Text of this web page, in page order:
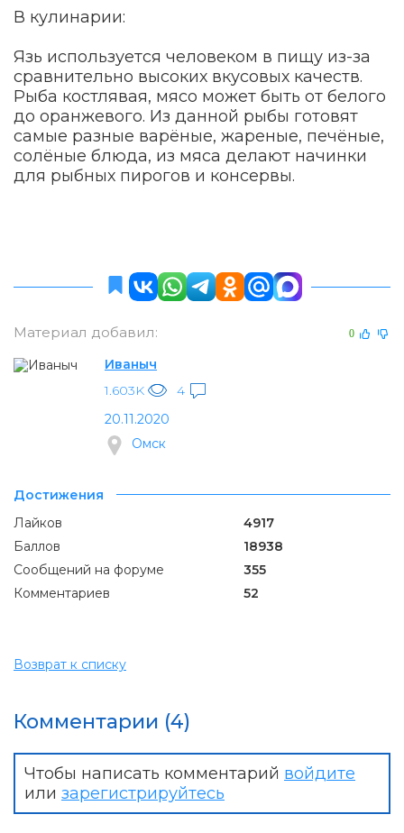
В кулинарии:
Язь используется человеком в пищу из-за
сравнительно высоких вкусовых качеств.
Рыба костлявая, мясо может быть от белого
до оранжевого. Из данной рыбы готовят
самые разные варёные, жареные, печёные,
солёные блюда, из мяса делают начинки
для рыбных пирогов и консервы.
Материал добавил: 0
Иваныч
1.603K
4
20.11.2020
Омск
Достижения
Лайков
4917
Баллов
18938
Сообщений на форуме
355
Комментариев
52
Возврат к списку
Комментарии (4)
Чтобы написать комментарий войдите
или зарегистрируйтесь